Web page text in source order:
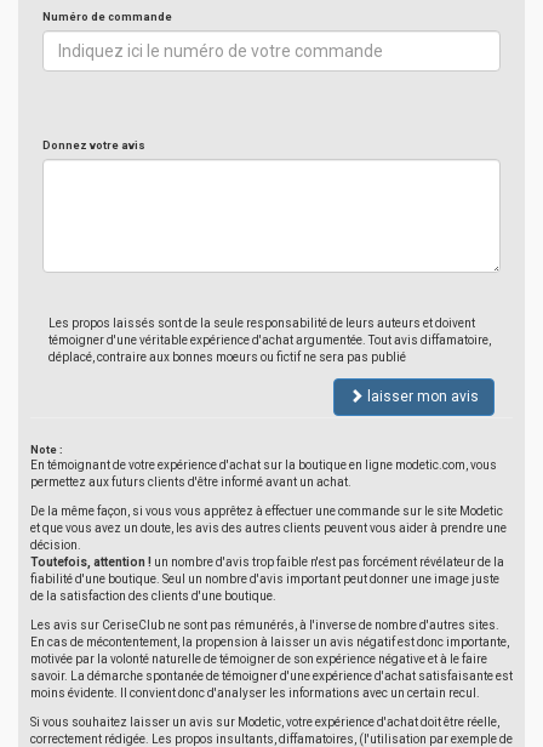
Numéro de commande
Donnez votre avis
Les propos laissés sont de la seule responsabilité de leurs auteurs et doivent
témoigner d'une véritable expérience d'achat argumentée. Tout avis diffamatoire,
déplacé, contraire aux bonnes moeurs ou fictif ne sera pas publié
laisser mon avis
Note :
En témoignant de votre expérience d'achat sur la boutique en ligne modetic.com, vous
permettez aux futurs clients d'être informé avant un achat.
De la même façon, si vous vous apprêtez à effectuer une commande sur le site Modetic
et que vous avez un doute, les avis des autres clients peuvent vous aider à prendre une
décision.
Toutefois, attention ! un nombre d'avis trop faible n'est pas forcément révélateur de la
fiabilité d'une boutique. Seul un nombre d'avis important peut donner une image juste
de la satisfaction des clients d'une boutique.
Les avis sur CeriseClub ne sont pas rémunérés, à l'inverse de nombre d'autres sites.
En cas de mécontentement, la propension à laisser un avis négatif est donc importante,
motivée par la volonté naturelle de témoigner de son expérience négative et à le faire
savoir. La démarche spontanée de témoigner d'une expérience d'achat satisfaisante est
moins évidente. Il convient donc d'analyser les informations avec un certain recul.
Si vous souhaitez laisser un avis sur Modetic, votre expérience d'achat doit être réelle,
correctement rédigée. Les propos insultants, diffamatoires, (l'utilisation par exemple de